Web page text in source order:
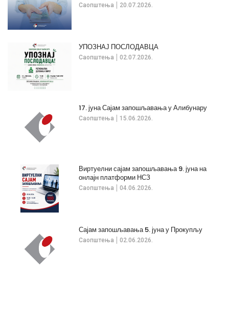
Саопштења 20.07.2026.
Саопштења 02.07.2026.
УПОЗНАЈ ПОСЛОДАВЦА
Саопштења 15.06.2026.
17. јуна Сајам запошљавања у Алибунару
Саопштења 04.06.2026.
Виртуелни сајам запошљавања 9. јуна на
онлајн платформи НСЗ
Саопштења 02.06.2026.
Сајам запошљавања 5. јуна у Прокупљу